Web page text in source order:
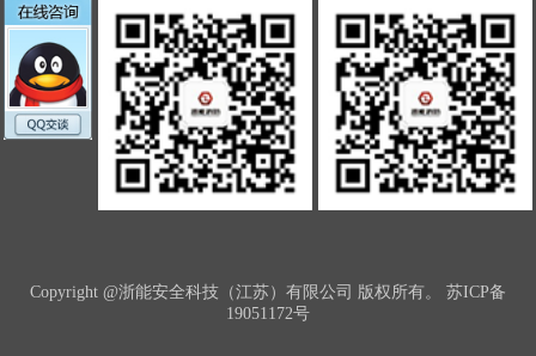
Copyright @浙能安全科技（江苏）有限公司 版权所有。 苏ICP备
19051172号